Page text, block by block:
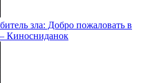
зла: Добро пожаловать в
Киносниданок